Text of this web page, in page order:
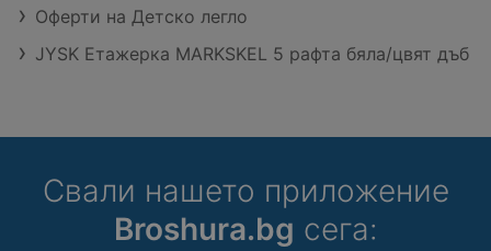
Оферти на Детско легло
JYSK Eтажерка MARKSKEL 5 рафта бяла/цвят дъб
Свали нашето приложение
Broshura.bg сега: